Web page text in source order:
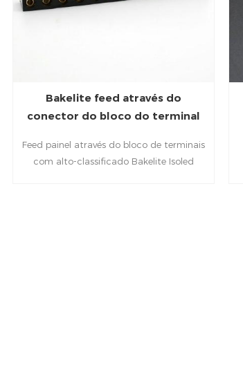
Bakelite feed através do
conector do bloco do terminal
Feed painel através do bloco de terminais
com alto-classificado Bakelite Isoled